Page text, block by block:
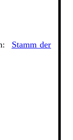
Stamm der